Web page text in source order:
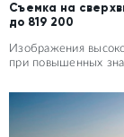
Съемка на
до 819 200
Изображения
при повышенных